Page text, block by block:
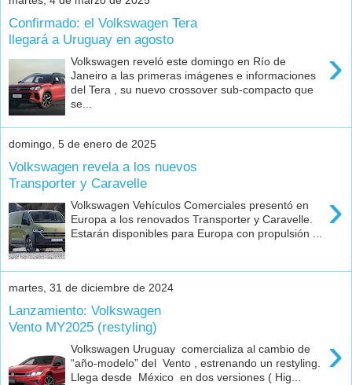
Confirmado: el Volkswagen Tera
llegará a Uruguay en agosto
›
Volkswagen reveló este domingo en Río de
Janeiro a las primeras imágenes e informaciones
del Tera , su nuevo crossover sub-compacto que
se...
domingo, 5 de enero de 2025
Volkswagen revela a los nuevos
Transporter y Caravelle
›
Volkswagen Vehículos Comerciales presentó en
Europa a los renovados Transporter y Caravelle.
Estarán disponibles para Europa con propulsión ...
martes, 31 de diciembre de 2024
Lanzamiento: Volkswagen
Vento MY2025 (restyling)
›
Volkswagen Uruguay comercializa al cambio de
“año-modelo” del Vento , estrenando un restyling.
Llega desde México en dos versiones ( Hig...